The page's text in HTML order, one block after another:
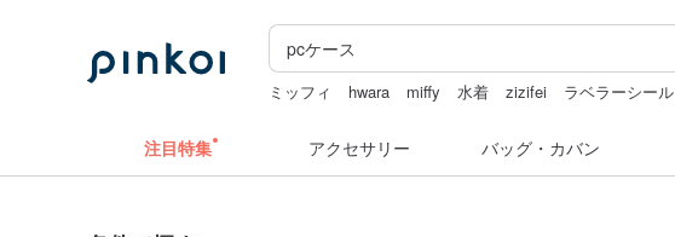
ミッフィ hwara miffy 水着 zizifei ラベラーシール
注目特集 アクセサリー バッグ・カバン